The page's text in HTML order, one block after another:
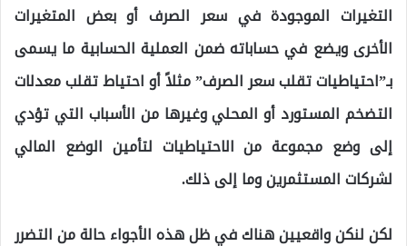
التغيرات الموجودة في سعر الصرف أو بعض المتغيرات
الأخرى ويضع في حساباته ضمن العملية الحسابية ما يسمى
بـ”احتياطيات تقلب سعر الصرف” مثلاً أو احتياط تقلب معدلات
التضخم المستورد أو المحلي وغيرها من الأسباب التي تؤدي
إلى وضع مجموعة من الاحتياطيات لتأمين الوضع المالي
لشركات المستثمرين وما إلى ذلك.
لكن لنكن واقعيين هناك في ظل هذه الأجواء حالة من التضرر